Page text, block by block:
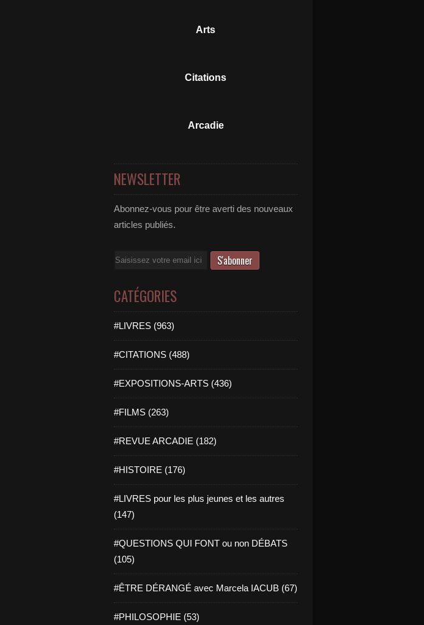
Arts
Citations
Arcadie
NEWSLETTER
Abonnez-vous pour être averti des nouveaux
articles publiés.
Email
CATÉGORIES
#LIVRES (963)
#CITATIONS (488)
#EXPOSITIONS-ARTS (436)
#FILMS (263)
#REVUE ARCADIE (182)
#HISTOIRE (176)
#LIVRES pour les plus jeunes et les autres
(147)
#QUESTIONS QUI FONT ou non DÉBATS
(105)
#ÊTRE DÉRANGÉ avec Marcela IACUB (67)
#PHILOSOPHIE (53)